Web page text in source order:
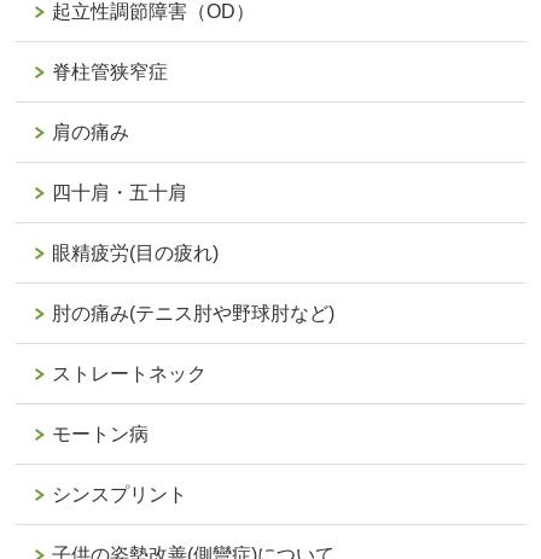
起立性調節障害（OD）
脊柱管狭窄症
肩の痛み
四十肩・五十肩
眼精疲労(目の疲れ)
肘の痛み(テニス肘や野球肘など)
ストレートネック
モートン病
シンスプリント